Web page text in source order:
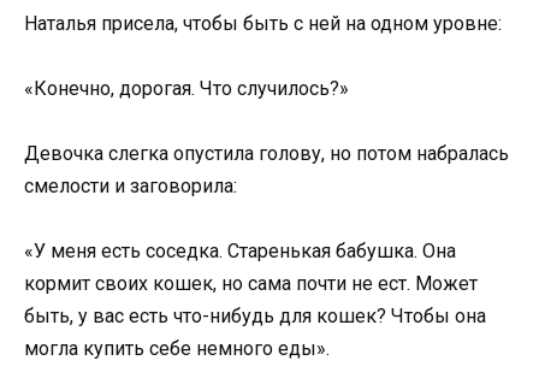
Наталья присела, чтобы быть с ней на одном уровне:
«Конечно, дорогая. Что случилось?»
Девочка слегка опустила голову, но потом набралась
смелости и заговорила:
«У меня есть соседка. Старенькая бабушка. Она
кормит своих кошек, но сама почти не ест. Может
быть, у вас есть что-нибудь для кошек? Чтобы она
могла купить себе немного еды».